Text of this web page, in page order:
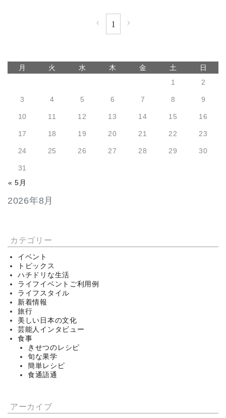
‹ 1 ›
2026年8月
月 火 水 木 金 土 日
« 5月
1 2
3 4 5 6 7 8 9
10 11 12 13 14 15 16
17 18 19 20 21 22 23
24 25 26 27 28 29 30
31
カテゴリー
イベント
トピックス
ハチドリな生活
ライフイベントご利用例
ライフスタイル
新着情報
旅行
美しい日本の文化
芸能人インタビュー
食事
きせつのレシピ
旬な果学
簡単レシピ
食通語通
アーカイブ